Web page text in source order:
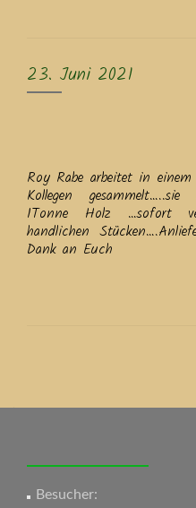
23. Juni 2021
Roy Rabe arbeitet in
Kollegen
1Tonne Holz …sofort
handlichen
Dank an Euch
Navigation
Besucher: